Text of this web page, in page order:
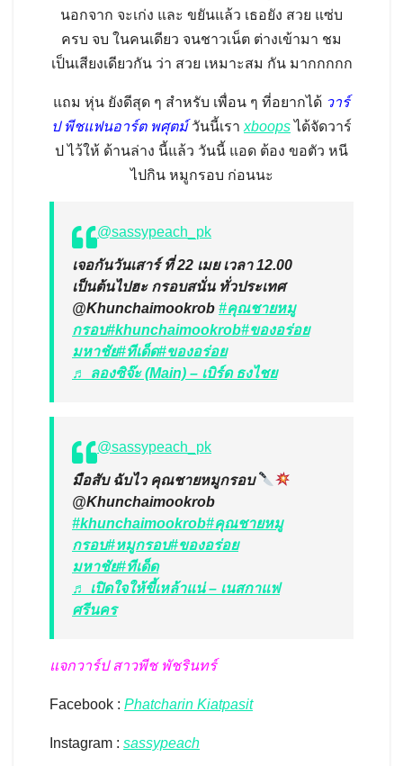
นอกจาก จะเก่ง และ ขยันแล้ว เธอยัง สวย แซ่บ
ครบ จบ ในคนเดียว จนชาวเน็ต ต่างเข้ามา ชม
เป็นเสียงเดียวกัน ว่า สวย เหมาะสม กัน มากกกกก
แถม หุ่น ยังดีสุด ๆ สำหรับ เพื่อน ๆ ที่อยากได้ วาร์
ป พีชแฟนอาร์ต พศุตม์ วันนี้เรา xboopsได้จัดวาร์
ป ไว้ให้ ด้านล่าง นี้แล้ว วันนี้ แอด ต้อง ขอตัว หนี
ไปกิน หมูกรอบ ก่อนนะ
@sassypeach_pk
เจอกันวันเสาร์ ที่ 22 เมย เวลา 12.00
เป็นต้นไปฮะ กรอบสนั่น ทั่วประเทศ
@Khunchaimookrob #คุณชายหมู
กรอบ#khunchaimookrob#ของอร่อย
มหาชัย#ทีเด็ด#ของอร่อย
♬ ลองซิจ๊ะ (Main) – เบิร์ด ธงไชย
@sassypeach_pk
มือสับ ฉับไว คุณชายหมูกรอบ
@Khunchaimookrob
#khunchaimookrob#คุณชายหมู
กรอบ#หมูกรอบ#ของอร่อย
มหาชัย#ทีเด็ด
♬ เปิดใจให้ขี้เหล้าแน่ – เนสกาแฟ
ศรีนคร
แจกวาร์ป สาวพีช พัชรินทร์
Facebook : Phatcharin Kiatpasit
Instagram : sassypeach